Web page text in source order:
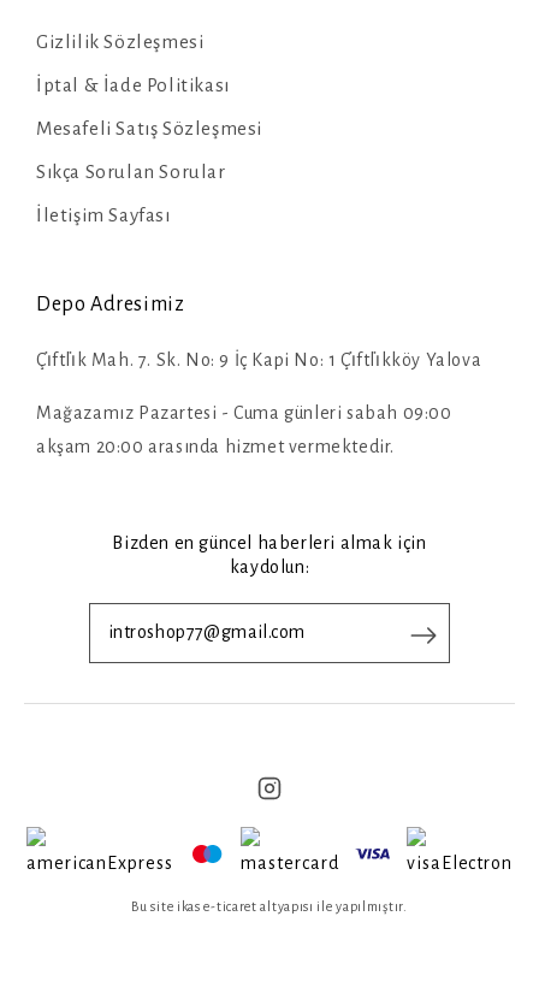
Gizlilik Sözleşmesi
İptal & İade Politikası
Mesafeli Satış Sözleşmesi
Sıkça Sorulan Sorular
İletişim Sayfası
Depo Adresimiz
Çi̇ftli̇k Mah. 7. Sk. No: 9 İç Kapi No: 1 Çi̇ftli̇kköy Yalova
Mağazamız Pazartesi - Cuma günleri sabah 09:00
akşam 20:00 arasında hizmet vermektedir.
Bizden en güncel haberleri almak için
kaydolun:
Bu site ikas e-ticaret altyapısı ile yapılmıştır.